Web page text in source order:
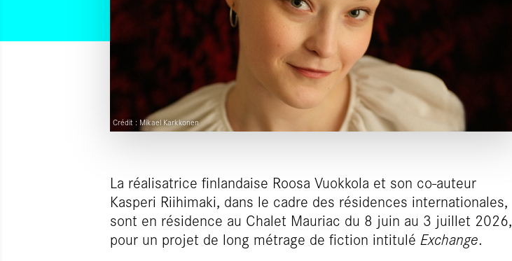
Crédit : Mikael Karkkonen
La réalisatrice finlandaise Roosa Vuokkola et son co-auteur
Kasperi Riihimaki, dans le cadre des résidences internationales,
sont en résidence au Chalet Mauriac du 8 juin au 3 juillet 2026,
pour un projet de long métrage de fiction intitulé Exchange.